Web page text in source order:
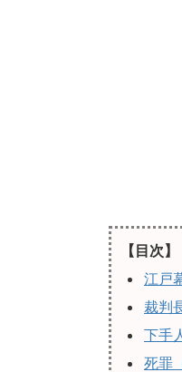
【目次】
江戸
裁判
下手
死罪